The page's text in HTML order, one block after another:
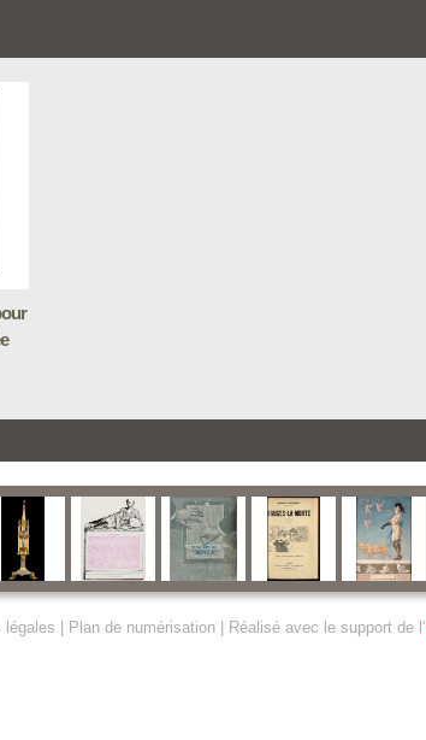
légales Plan de numérisation| Réalisé avec le support de l'